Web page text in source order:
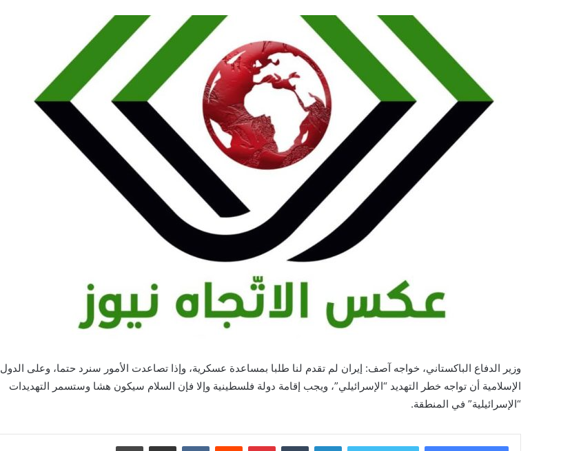
وزير الدفاع الباكستاني، خواجه آصف: إيران لم تقدم لنا طلبا بمساعدة عسكرية، وإذا تصاعدت الأمور سنرد حتما، وعلى الدول
الإسلامية أن تواجه خطر التهديد “الإسرائيلي”، ويجب إقامة دولة فلسطينية وإلا فإن السلام سيكون هشا وستسمر التهديدات
“الإسرائيلية” في المنطقة.
لينكدإن بينتيريست مشاركة عبر البريد طباعة